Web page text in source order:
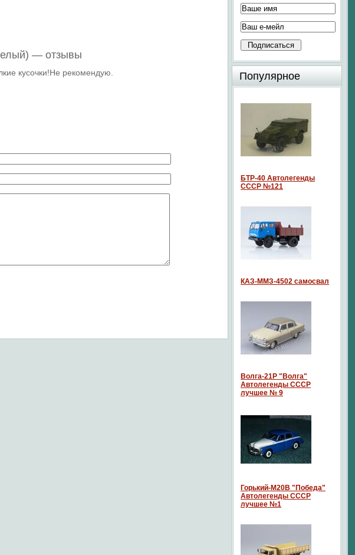
— отзывы
кусочки!Не рекомендую.
Популярное
БТР-40 Автолегенды
СССР №121
КАЗ-ММЗ-4502 самосвал
Волга-21P "Волга"
Автолегенды СССР
лучшее № 9
Горький-М20В "Победа"
Автолегенды СССР
лучшее №1